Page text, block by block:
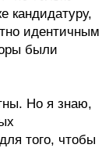
кандидатуру,
идентичным
были
Но я знаю,
того, чтобы